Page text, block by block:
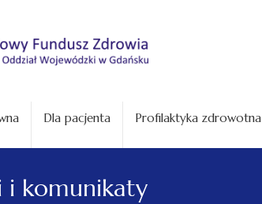
Dla pacjenta Profilaktyka zdrowotna
i komunikaty